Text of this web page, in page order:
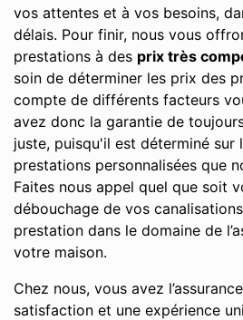
vos attentes et à vos besoins,
délais. Pour finir, nous vous
prestations à des prix très
soin de déterminer les prix des
compte de différents facteurs
avez donc la garantie de
juste, puisqu'il est déterminé sur
prestations personnalisées que
Faites nous appel quel que soit
débouchage de vos
prestation dans le domaine de
votre maison.
Chez nous, vous avez
satisfaction et une expérience